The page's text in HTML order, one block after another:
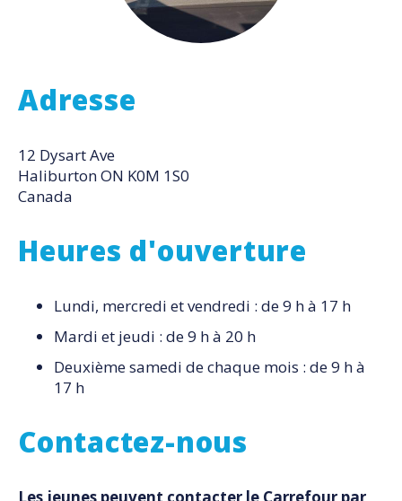
Adresse
12 Dysart Ave
HaliburtonON K0M 1S0
Canada
Heures d'ouverture
Lundi, mercredi et vendredi : de 9 h à 17 h
Mardi et jeudi : de 9 h à 20 h
Deuxième samedi de chaque mois : de 9 h à
17 h
Contactez-nous